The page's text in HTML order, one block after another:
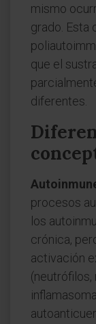
mismo
grado. Esta
que el
diferentes.
procesos
los
crónica,
activación
(neutrófilos,